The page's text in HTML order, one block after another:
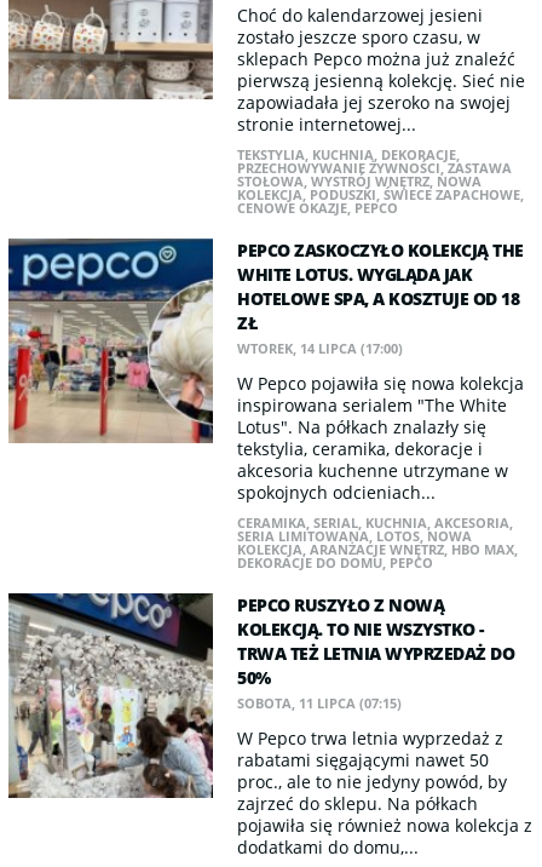
Choć do kalendarzowej jesieni
zostało jeszcze sporo czasu, w
sklepach Pepco można już znaleźć
pierwszą jesienną kolekcję. Sieć nie
zapowiadała jej szeroko na swojej
stronie internetowej...
TEKSTYLIA, KUCHNIA, DEKORACJE,
PRZECHOWYWANIE ŻYWNOŚCI,ZASTAWA
STOŁOWA,WYSTRÓJ WNĘTRZ, NOWA
KOLEKCJA, PODUSZKI,ŚWIECE ZAPACHOWE,
CENOWE OKAZJE, PEPCO
PEPCO ZASKOCZYŁO KOLEKCJĄ THE
WHITE LOTUS. WYGLĄDA JAK
HOTELOWE SPA, A KOSZTUJE OD 18
ZŁ
WTOREK, 14 LIPCA (17:00)
W Pepco pojawiła się nowa kolekcja
inspirowana serialem "The White
Lotus". Na półkach znalazły się
tekstylia, ceramika, dekoracje i
akcesoria kuchenne utrzymane w
spokojnych odcieniach...
CERAMIKA,SERIAL, KUCHNIA,AKCESORIA,
SERIA LIMITOWANA, LOTOS,NOWA
KOLEKCJA,ARANŻACJE WNĘTRZ, HBO MAX,
DEKORACJE DO DOMU, PEPCO
PEPCO RUSZYŁO Z NOWĄ
KOLEKCJĄ. TO NIE WSZYSTKO -
TRWA TEŻ LETNIA WYPRZEDAŻ DO
50%
SOBOTA, 11 LIPCA (07:15)
W Pepco trwa letnia wyprzedaż z
rabatami sięgającymi nawet 50
proc., ale to nie jedyny powód, by
zajrzeć do sklepu. Na półkach
pojawiła się również nowa kolekcja z
dodatkami do domu,...